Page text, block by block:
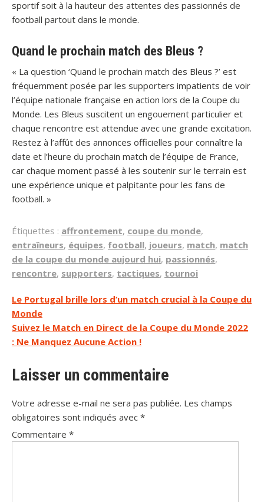
sportif soit à la hauteur des attentes des passionnés de
football partout dans le monde.
Quand le prochain match des Bleus ?
« La question ‘Quand le prochain match des Bleus ?’ est
fréquemment posée par les supporters impatients de voir
l’équipe nationale française en action lors de la Coupe du
Monde. Les Bleus suscitent un engouement particulier et
chaque rencontre est attendue avec une grande excitation.
Restez à l’affût des annonces officielles pour connaître la
date et l’heure du prochain match de l’équipe de France,
car chaque moment passé à les soutenir sur le terrain est
une expérience unique et palpitante pour les fans de
football. »
Étiquettes : affrontement, coupe du monde,
entraîneurs, équipes, football, joueurs, match, match
de la coupe du monde aujourd hui, passionnés,
rencontre, supporters, tactiques, tournoi
Navigation
de
l’article
Le Portugal brille lors d’un match crucial à la Coupe du
Monde
Suivez le Match en Direct de la Coupe du Monde 2022
: Ne Manquez Aucune Action !
Laisser un commentaire
Votre adresse e-mail ne sera pas publiée. Les champs
obligatoires sont indiqués avec *
Commentaire *